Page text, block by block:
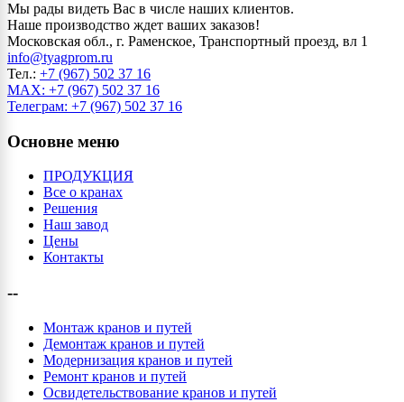
Мы рады видеть Вас в числе наших клиентов.
Наше производство ждет ваших заказов!
Московская обл., г. Раменское, Транспортный проезд, вл 1
info@tyagprom.ru
Тел.: +7 (967) 502 37 16
MAX: +7 (967) 502 37 16
Телеграм: +7 (967) 502 37 16
Основне меню
ПРОДУКЦИЯ
Все о кранах
Решения
Наш завод
Цены
Контакты
--
Монтаж кранов и путей
Демонтаж кранов и путей
Модернизация кранов и путей
Ремонт кранов и путей
Освидетельствование кранов и путей